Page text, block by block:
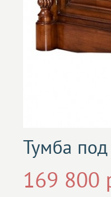
Тумба
169 800